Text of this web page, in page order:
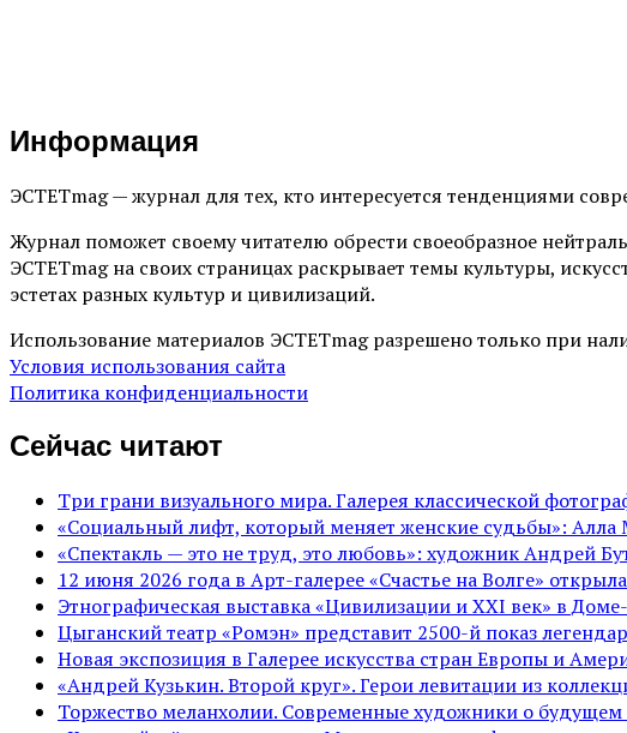
Информация
ЭСТЕТmag — журнал для тех, кто интересуется тенденциями
Журнал поможет своему читателю обрести своеобразное
ЭСТЕТmag на своих страницах раскрывает темы культуры,
эстетах разных культур и цивилизаций.
Использование материалов ЭСТЕТmag разрешено только при
Условия использования сайта
Политика конфиденциальности
Сейчас читают
Три грани визуального мира. Галерея классической
«Социальный лифт, который меняет женские судьбы»:
«Спектакль — это не труд, это любовь»: художник Андрей
12 июня 2026 года в Арт-галерее «Счастье на Волге»
Этнографическая выставка «Цивилизации и ХХI век» в
Цыганский театр «Ромэн» представит 2500-й показ
Новая экспозиция в Галерее искусства стран Европы и
«Андрей Кузькин. Второй круг». Герои левитации из
Торжество меланхолии. Современные художники о будущем